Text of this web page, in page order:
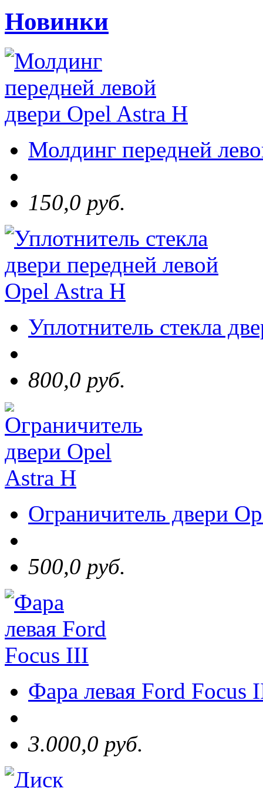
Новинки
Молдинг передней
150,0 руб.
Уплотнитель стекла
800,0 руб.
Ограничитель двери
500,0 руб.
Фара левая Ford Focus
3.000,0 руб.